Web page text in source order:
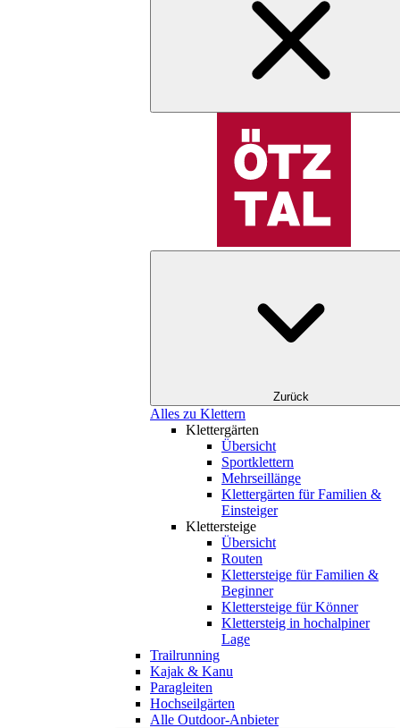
Zurück
Alles zu Klettern
Klettergärten
Übersicht
Sportklettern
Mehrseillänge
Klettergärten für Familien &
Einsteiger
Klettersteige
Übersicht
Routen
Klettersteige für Familien &
Beginner
Klettersteige für Könner
Klettersteig in hochalpiner
Lage
Trailrunning
Kajak & Kanu
Paragleiten
Hochseilgärten
Alle Outdoor-Anbieter